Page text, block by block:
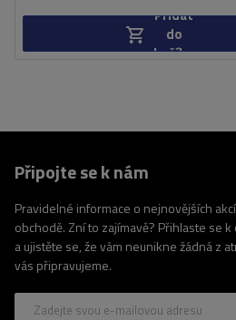
Přidat
do
košíku
Připojte se k nám
Pravidelné informace o nejnovějších
obchodě. Zní to zajímavě? Přihlaste se
a ujistěte se, že vám neunikne žádná z
vás připravujeme.
Zadejte svou e-mailovou adresu